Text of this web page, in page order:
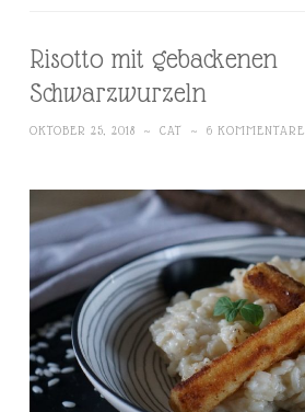
Risotto mit gebackenen
Schwarzwurzeln
OKTOBER 25, 2018 ~ CAT ~ 6 KOMMENTARE